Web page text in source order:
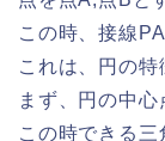
この時、接線
これは、円の特
まず、円の中心
この時できる三